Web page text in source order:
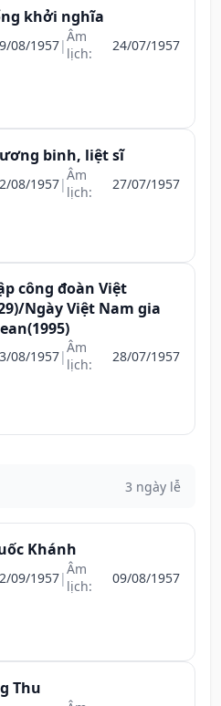
khởi nghĩa
08/1957|Âm
lịch:
24/07/1957
binh, liệt sĩ
08/1957|Âm
lịch:
27/07/1957
công đoàn Việt
Ngày Việt Nam gia
08/1957|Âm
lịch:
28/07/1957
3 ngày lễ
Khánh
09/1957|Âm
lịch:
09/08/1957
Thu